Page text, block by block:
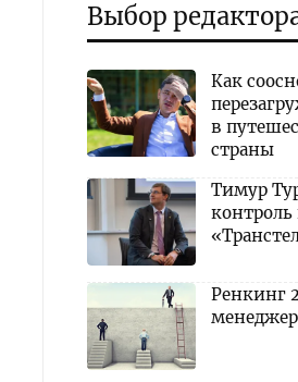
Выбор
Как
в
страны
Тимур
контроль
Ренкинг